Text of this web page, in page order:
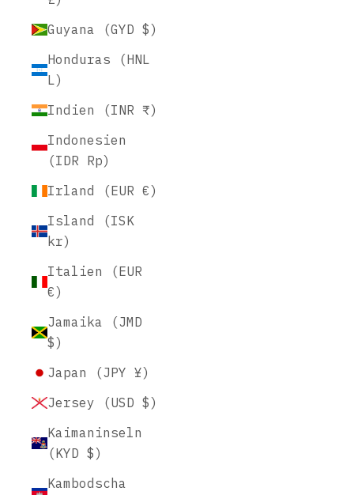
Guyana (GYD $)
Honduras (HNL
L)
Indien (INR ₹)
Indonesien
(IDR Rp)
Irland (EUR €)
Island (ISK
kr)
Italien (EUR
€)
Jamaika (JMD
$)
Japan (JPY ¥)
Jersey (USD $)
Kaimaninseln
(KYD $)
Kambodscha